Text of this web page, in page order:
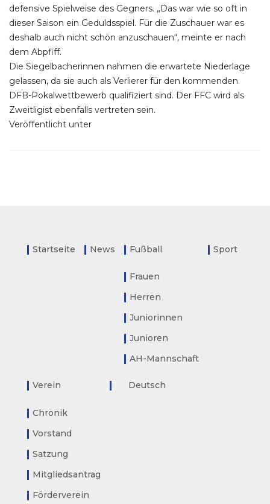
defensive Spielweise des Gegners. „Das war wie so oft in
dieser Saison ein Geduldsspiel. Für die Zuschauer war es
deshalb auch nicht schön anzuschauen“, meinte er nach
dem Abpfiff.
Die Siegelbacherinnen nahmen die erwartete Niederlage
gelassen, da sie auch als Verlierer für den kommenden
DFB-Pokalwettbewerb qualifiziert sind. Der FFC wird als
Zweitligist ebenfalls vertreten sein.
Veröffentlicht unter
Startseite News Fußball
Frauen
Herren
Juniorinnen
Junioren
AH-Mannschaft
Sport
Verein
Chronik
Vorstand
Satzung
Mitgliedsantrag
Förderverein
Deutsch